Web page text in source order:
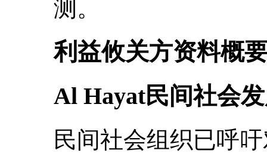
测。
利益攸关方资料概
Al Hayat民间社会
民间社会组织已呼